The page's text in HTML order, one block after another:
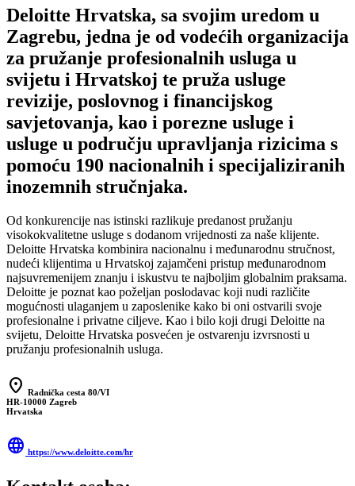
Deloitte Hrvatska, sa svojim uredom u
Zagrebu, jedna je od vodećih organizacija
za pružanje profesionalnih usluga u
svijetu i Hrvatskoj te pruža usluge
revizije, poslovnog i financijskog
savjetovanja, kao i porezne usluge i
usluge u području upravljanja rizicima s
pomoću 190 nacionalnih i specijaliziranih
inozemnih stručnjaka.
Od konkurencije nas istinski razlikuje predanost pružanju
visokokvalitetne usluge s dodanom vrijednosti za naše klijente.
Deloitte Hrvatska kombinira nacionalnu i međunarodnu stručnost,
nudeći klijentima u Hrvatskoj zajamčeni pristup međunarodnom
najsuvremenijem znanju i iskustvu te najboljim globalnim praksama.
Deloitte je poznat kao poželjan poslodavac koji nudi različite
mogućnosti ulaganjem u zaposlenike kako bi oni ostvarili svoje
profesionalne i privatne ciljeve. Kao i bilo koji drugi Deloitte na
svijetu, Deloitte Hrvatska posvećen je ostvarenju izvrsnosti u
pružanju profesionalnih usluga.
location_on Radnička cesta 80/VI
HR-10000 Zagreb
Hrvatska
language https://www.deloitte.com/hr